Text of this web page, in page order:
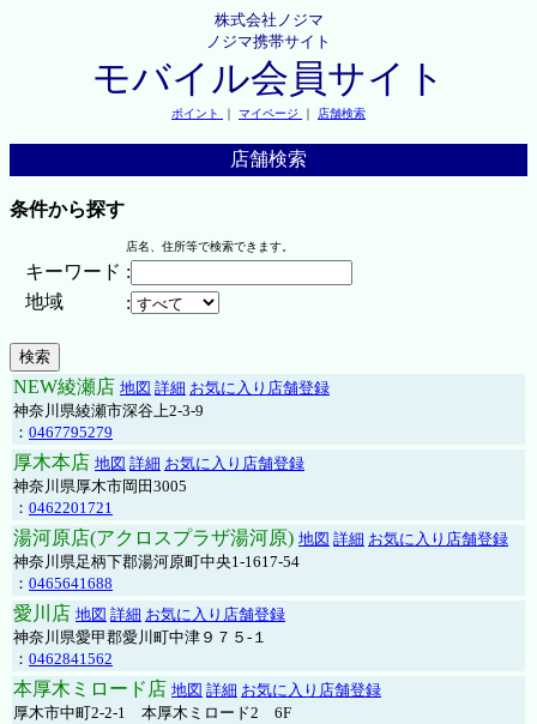
株式会社ノジマ
ノジマ携帯サイト
モバイル会員サイト
ポイント ｜ マイページ ｜ 店舗検索
店舗検索
条件から探す
店名、住所等で検索できます。
キーワード :
地域
:
NEW綾瀬店 地図 詳細 お気に入り店舗登録
神奈川県綾瀬市深谷上2-3-9
： 0467795279
厚木本店 地図 詳細 お気に入り店舗登録
神奈川県厚木市岡田3005
： 0462201721
湯河原店(アクロスプラザ湯河原) 地図 詳細 お気に入り店舗登録
神奈川県足柄下郡湯河原町中央1-1617-54
： 0465641688
愛川店 地図 詳細 お気に入り店舗登録
神奈川県愛甲郡愛川町中津９７５-１
： 0462841562
本厚木ミロード店 地図 詳細 お気に入り店舗登録
厚木市中町2-2-1 本厚木ミロード2 6F